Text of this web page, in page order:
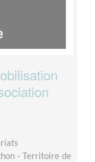
- Territoire de